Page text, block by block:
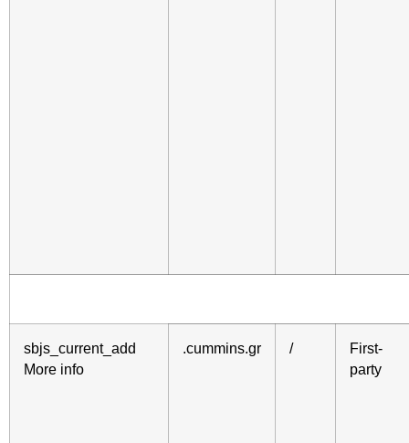
sbjs_current_add
More info
.cummins.gr /
First-
party